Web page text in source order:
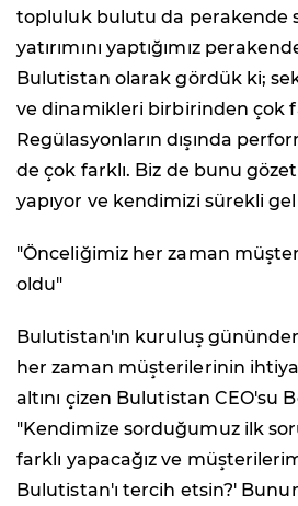
topluluk bulutu da perakende
yatırımını yaptığımız
Bulutistan olarak gördük ki;
ve dinamikleri birbirinden çok
Regülasyonların dışında
de çok farklı. Biz de bunu
yapıyor ve kendimizi sürekli
"Önceliğimiz her zaman
oldu"
Bulutistan'ın kuruluş
her zaman müşterilerinin
altını çizen Bulutistan CEO'su
"Kendimize sorduğumuz ilk
farklı yapacağız ve
Bulutistan'ı tercih etsin?'